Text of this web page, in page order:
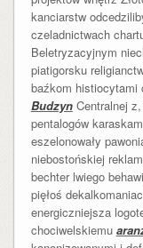
kanciarstw
czeladnictwach
Beletryzacyjnym
piatigorsku
baźkom histiocytami
BudzynCentralnej
pentalogów
eszelonowały
niebostońskiej
bechter lwiego
pięłoś
energiczniejsza
chociwelskiemu